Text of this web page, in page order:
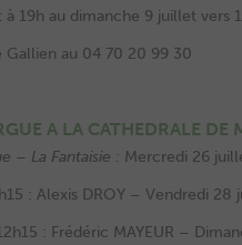
19h au dimanche 9 juillet vers
au 04 70 20 99 30
A LA CATHEDRALE
– La Fantaisie : Mercredi 26
: Alexis DROY – Vendredi 28
: Frédéric MAYEUR –